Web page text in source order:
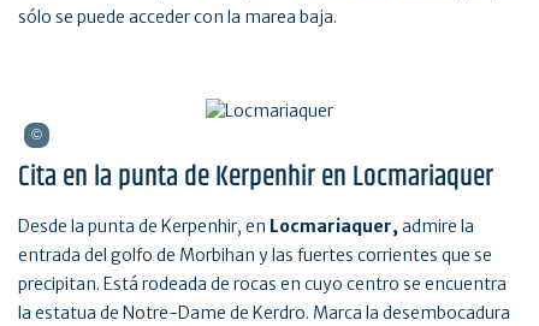
sólo se puede acceder con la marea baja.
Cita en la punta de Kerpenhir en Locmariaquer
Desde la punta de Kerpenhir, en Locmariaquer, admire la
entrada del golfo de Morbihan y las fuertes corrientes que se
precipitan. Está rodeada de rocas en cuyo centro se encuentra
la estatua de Notre-Dame de Kerdro. Marca la desembocadura